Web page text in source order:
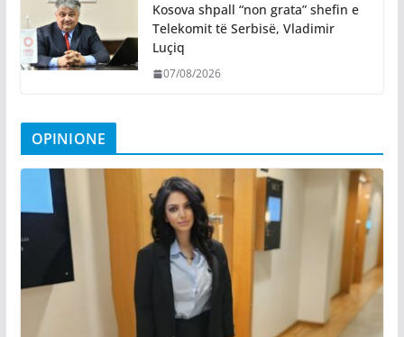
Kosova shpall “non grata” shefin e
Telekomit të Serbisë, Vladimir
Luçiq
07/08/2026
OPINIONE